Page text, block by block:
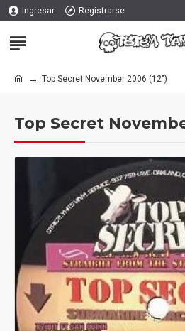
Ingresar Registrarse
Top Secret November 2006 (12")
Top Secret